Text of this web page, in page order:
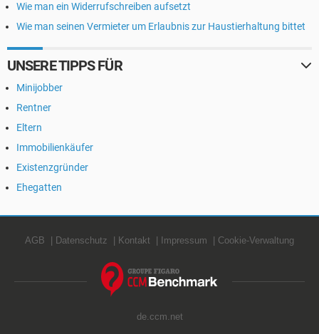
Wie man ein Widerrufschreiben aufsetzt
Wie man seinen Vermieter um Erlaubnis zur Haustierhaltung bittet
UNSERE TIPPS FÜR
Minijobber
Rentner
Eltern
Immobilienkäufer
Existenzgründer
Ehegatten
AGB Datenschutz Kontakt Impressum Cookie-Verwaltung
de.ccm.net